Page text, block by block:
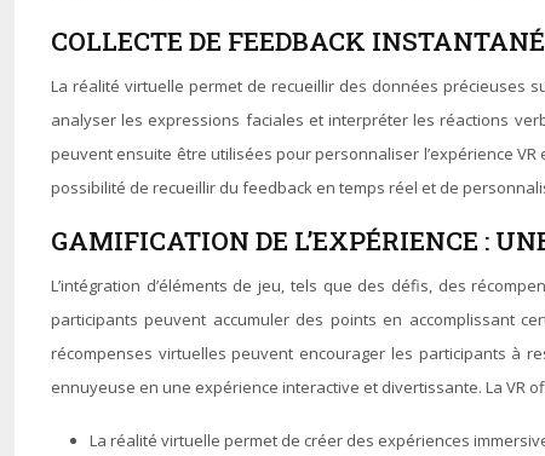
COLLECTE DE FEEDBACK
La réalité virtuelle permet de recueillir des données précieuses
analyser les expressions faciales et interpréter les réactions
peuvent ensuite être utilisées pour personnaliser l’expérience
possibilité de recueillir du feedback en temps réel et de
GAMIFICATION DE L’EXPÉRIENCE :
L’intégration d’éléments de jeu, tels que des défis, des
participants peuvent accumuler des points en accomplissant
récompenses virtuelles peuvent encourager les participants à
ennuyeuse en une expérience interactive et divertissante. La VR
La réalité virtuelle permet de créer des expériences